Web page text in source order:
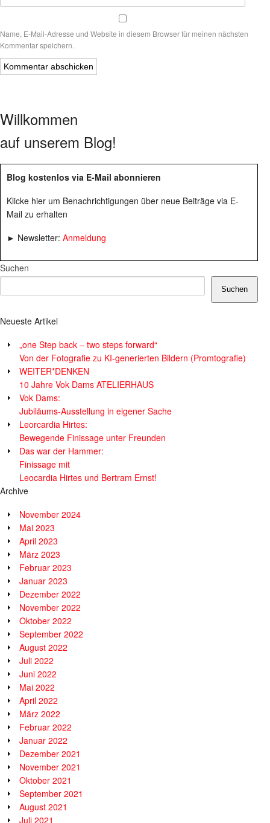
Name, E-Mail-Adresse und Website in diesem Browser für meinen nächsten
Kommentar speichern.
Willkommen
auf unserem Blog!
Blog kostenlos via E-Mail abonnieren
Klicke hier um Benachrichtigungen über neue Beiträge via E-
Mail zu erhalten
► Newsletter: Anmeldung
Suchen
Suchen
Neueste Artikel
„one Step back – two steps forward“
Von der Fotografie zu KI-generierten Bildern (Promtografie)
WEITER*DENKEN
10 Jahre Vok Dams ATELIERHAUS
Vok Dams:
Jubiläums-Ausstellung in eigener Sache
Leorcardia Hirtes:
Bewegende Finissage unter Freunden
Das war der Hammer:
Finissage mit
Leocardia Hirtes und Bertram Ernst!
Archive
November 2024
Mai 2023
April 2023
März 2023
Februar 2023
Januar 2023
Dezember 2022
November 2022
Oktober 2022
September 2022
August 2022
Juli 2022
Juni 2022
Mai 2022
April 2022
März 2022
Februar 2022
Januar 2022
Dezember 2021
November 2021
Oktober 2021
September 2021
August 2021
Juli 2021